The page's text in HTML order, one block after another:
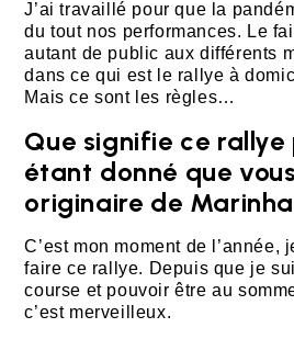
J’ai travaillé pour que la
du tout nos performances. Le
autant de public aux différents
dans ce qui est le rallye à
Mais ce sont les règles…
Que signifie ce rallye
étant donné que
originaire de
C’est mon moment de l’année,
faire ce rallye. Depuis que je
course et pouvoir être au
c’est merveilleux.